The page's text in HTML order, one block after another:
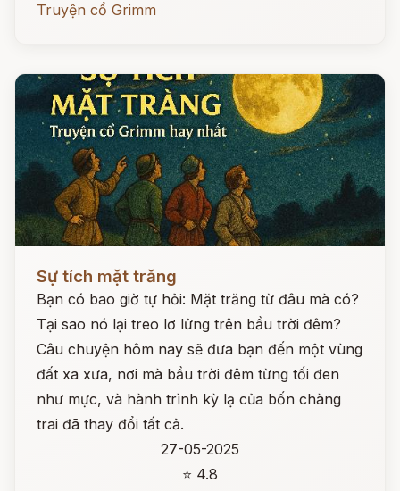
Truyện cổ Grimm
Sự tích mặt trăng
Bạn có bao giờ tự hỏi: Mặt trăng từ đâu mà có?
Tại sao nó lại treo lơ lửng trên bầu trời đêm?
Câu chuyện hôm nay sẽ đưa bạn đến một vùng
đất xa xưa, nơi mà bầu trời đêm từng tối đen
như mực, và hành trình kỳ lạ của bốn chàng
trai đã thay đổi tất cả.
27-05-2025
⭐ 4.8